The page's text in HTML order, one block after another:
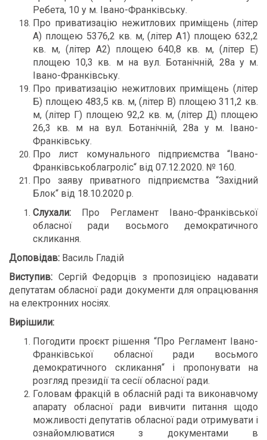
Ребета, 10 у м. Івано-Франківську.
Про приватизацію нежитлових приміщень (літер
А) площею 5376,2 кв. м, (літер А1) площею 632,2
кв. м, (літер А2) площею 640,8 кв. м, (літер Е)
площею 10,3 кв. м на вул. Ботанічній, 28а у м.
Івано-Франківську.
Про приватизацію нежитлових приміщень (літер
Б) площею 483,5 кв. м, (літер В) площею 311,2 кв.
м, (літер Г) площею 92,2 кв. м, (літер Д) площею
26,3 кв. м на вул. Ботанічній, 28а у м. Івано-
Франківську.
Про лист комунального підприємства “Івано-
Франківськоблагроліс“ від 07.12.2020. № 160.
Про заяву приватного підприємства “Західний
Блок“ від 18.10.2020 р.
Слухали: Про Регламент Івано-Франківської
обласної ради восьмого демократичного
скликання.
Доповідав: Василь Гладій
Виступив: Сергій Федорців з пропозицією надавати
депутатам обласної ради документи для опрацювання
на електронних носіях.
Вирішили:
Погодити проєкт рішення “Про Регламент Івано-
Франківської обласної ради восьмого
демократичного скликання“ і пропонувати на
розгляд президії та сесії обласної ради.
Головам фракцій в обласній раді та виконавчому
апарату обласної ради вивчити питання щодо
можливості депутатів обласної ради отримувати і
ознайомлюватися з документами в